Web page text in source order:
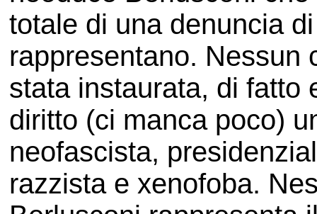
totale di una denuncia
rappresentano. Nessun
stata instaurata, di fatto
diritto (ci manca poco)
neofascista,
razzista e xenofoba.